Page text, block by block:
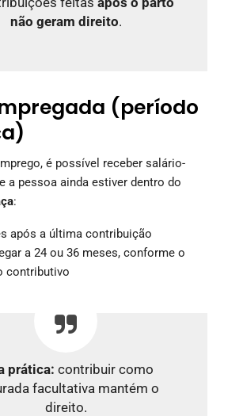
não geram direito.
(período
é possível receber salário-
a pessoa ainda estiver dentro do
:
após a última contribuição
a 24 ou 36 meses, conforme o
contributivo
prática: contribuir como
facultativa mantém o
direito.